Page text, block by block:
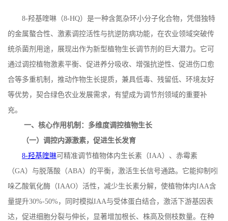
8-羟基喹啉（8-HQ）是一种含氮杂环小分子化合物，凭借独特
的金属螯合性、激素调控活性与抗逆防病功能，在农业领域突破传
统杀菌剂用途，展现出作为新型植物生长调节剂的巨大潜力。它可
通过调控植物激素平衡、促进养分吸收、增强抗逆性、促进伤口愈
合等多重机制，推动作物生长提质，兼具低毒、残留低、环境友好
等优势，契合绿色农业发展需求，有望成为调节剂领域的重要补
充。
一、核心作用机制：多维度调控植物生长
（一）调控内源激素，促进生长发育
8-羟基喹啉可精准调节植物体内生长素（IAA）、赤霉素
（GA）与脱落酸（ABA）的平衡，激活生长信号通路。它能抑制吲
哚乙酸氧化酶（IAAO）活性，减少生长素分解，使植物体内IAA含
量提升30%-50%，同时模拟IAA与受体蛋白结合，激活下游基因表
达，促进细胞分裂与伸长，显著增加根长、株高及侧枝数量。在种